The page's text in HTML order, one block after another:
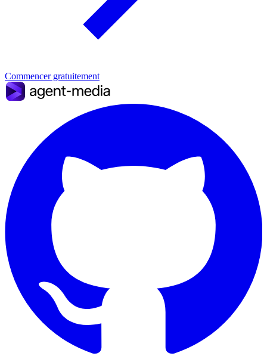
Commencer gratuitement